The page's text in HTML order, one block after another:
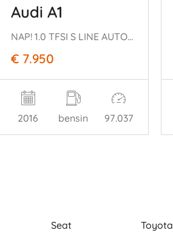
Audi A1
NAP! 1.0 TFSI S LINE AUTOMAAT SPORTBACK
€ 7.950
2016 bensin 97.037
Seat
Toyota